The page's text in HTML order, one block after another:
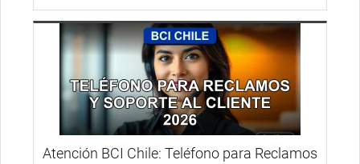
Atención BCI Chile: Teléfono para Reclamos